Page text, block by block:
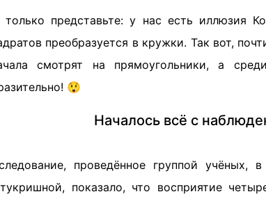
представьте: у нас есть иллюзия
преобразуется в кружки. Так вот,
смотрят на прямоугольники, а
😲
Началось всё с
проведённое группой
показало, что восприятие